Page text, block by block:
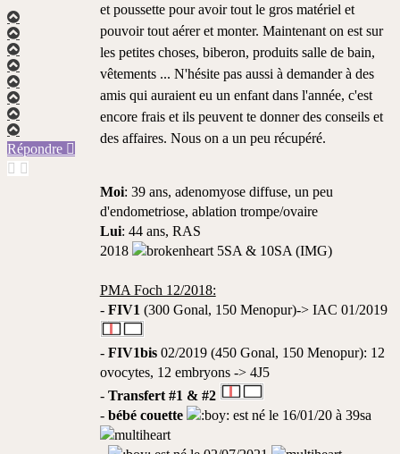
et poussette pour avoir tout le gros matériel et
pouvoir tout aérer et monter. Maintenant on est sur
les petites choses, biberon, produits salle de bain,
vêtements ... N'hésite pas aussi à demander à des
amis qui auraient eu un enfant dans l'année, c'est
encore frais et ils peuvent te donner des conseils et
des affaires. Nous on a un peu récupéré.
Moi: 39 ans, adenomyose diffuse, un peu
d'endometriose, ablation trompe/ovaire
Lui: 44 ans, RAS
2018
5SA & 10SA (IMG)
PMA Foch 12/2018:
- FIV1 (300 Gonal, 150 Menopur)-> IAC 01/2019
- FIV1bis02/2019 (450 Gonal, 150 Menopur): 12
ovocytes, 12 embryons -> 4J5
- Transfert #1 & #2
- bébé couette est né le 16/01/20 à 39sa
Haut
Haut
Haut
Haut
Haut
Haut
Haut
Haut
Répondre